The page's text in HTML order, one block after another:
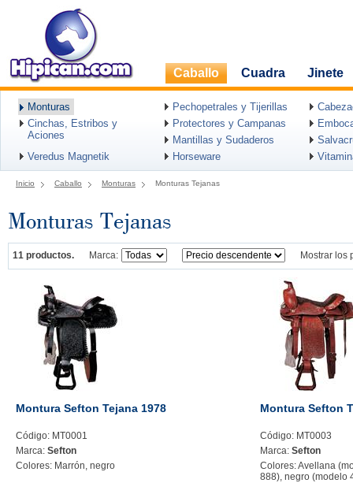
Caballo Cuadra Jinete
Monturas Pechopetrales y Tijerillas
Cinchas, Estribos y
Aciones
Protectores y Campanas
Mantillas y Sudaderos
Veredus Magnetik
Horseware
Inicio Caballo Monturas Monturas Tejanas
Monturas Tejanas
11 productos. Marca: Mostrar los
Montura Sefton Tejana 1978
Código: MT0001
Marca: Sefton
Colores: Marrón, negro
Montura Sefton
Código: MT0003
Marca: Sefton
Colores: Avellana
888), negro (modelo